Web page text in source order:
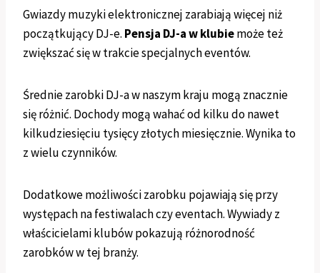
Gwiazdy muzyki elektronicznej zarabiają więcej niż
początkujący DJ-e. Pensja DJ-a w klubiemoże też
zwiększać się w trakcie specjalnych eventów.
Średnie zarobki DJ-a w naszym kraju mogą znacznie
się różnić. Dochody mogą wahać od kilku do nawet
kilkudziesięciu tysięcy złotych miesięcznie. Wynika to
z wielu czynników.
Dodatkowe możliwości zarobku pojawiają się przy
występach na festiwalach czy eventach. Wywiady z
właścicielami klubów pokazują różnorodność
zarobków w tej branży.